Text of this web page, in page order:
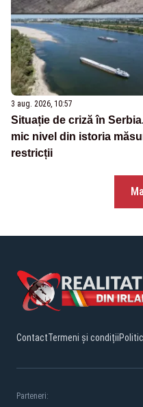
3 aug. 2026, 10:57
Situație de criză în
mic nivel din istoria
restricții
ContactTermeni și condiții
Parteneri: